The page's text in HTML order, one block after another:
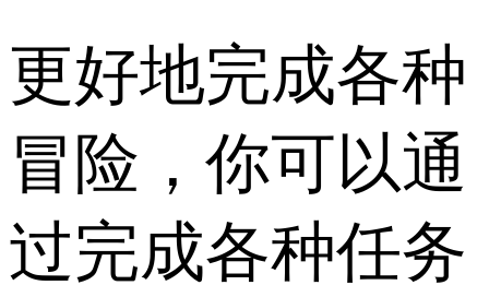
更好地完成各种
冒险，你可以通
过完成各种任务